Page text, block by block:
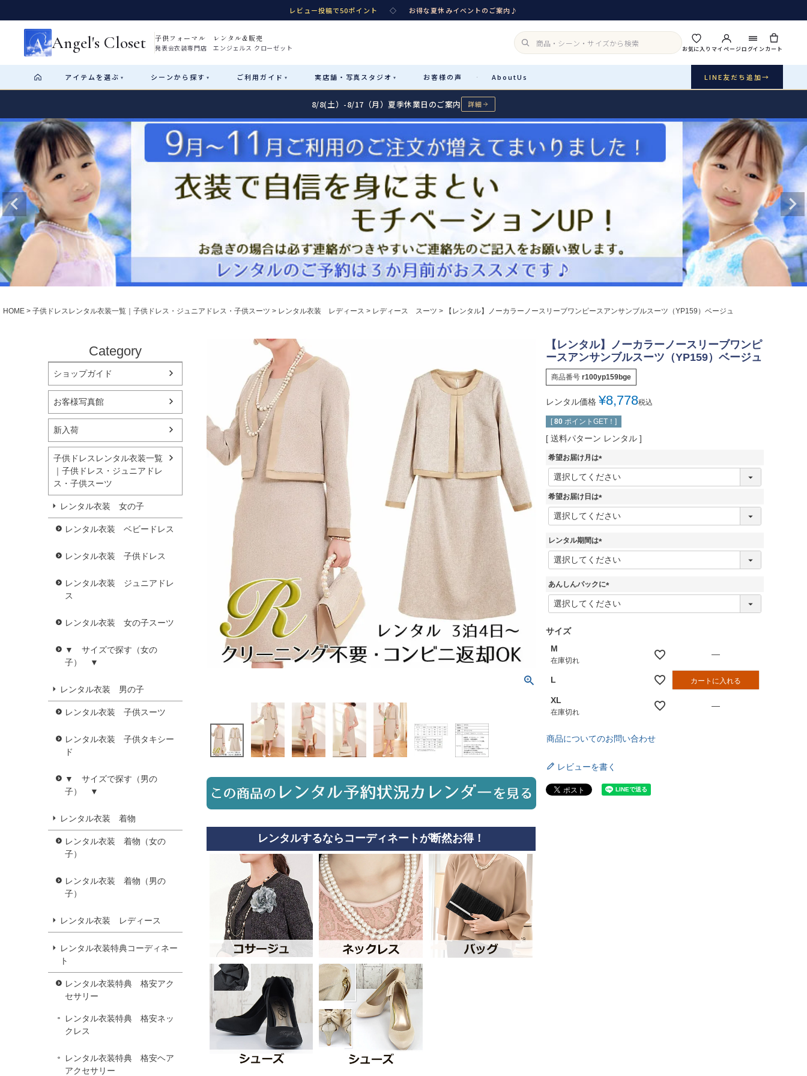
レビュー投稿で50ポイント ◇ お得な夏休みイベントのご案内♪
Angel's Closet 子供フォーマル レンタル&販売
発表会衣装専門店 エンジェルス クローゼット お気に入りマイページログインカート
アイテム を選ぶ ▾ シーンから探す ▾ ご利用ガイド ▾ 実店舗・ 写真スタジオ ▾ お客様の声 · AboutUs LINE友だち追加→
カテゴリ詳細→ サイズで選ぶ→
Rental レンタル
女の子ドレス
小物・アクセ パニエ
アウター レディース
Sale販売
コスチューム アウター インナー・パニエ
アクセサリー ジュエリー 音楽雑貨
性別・サイズで絞り込む→
Recital & Concours
舞台で輝くステージ衣装
Wedding
フラワーガール・リングボーイ・ゲスト
Graduation & Entrance Shichi-Go-San
3歳・5歳・7歳の晴れの日
Start はじめに
01 ショップガイド（総合案内）
レンタル・販売の入口
02 サイズの選び方
測り方と目安
Angel's Closetについて
創業2003年からの想い
Rentalレンタル
04 レンタルのご案内
予約・配送・返却・料金
レンタルの流れ
06 あんしんパック
汚れ・キズ・破損の補償
Buy & Support ご購入・サポート
08 送料・お支払い
送料・決済方法
09 お問い合わせ
電話・メール・LINE
Atelier
実店舗 つくば店
Tsukuba Boutique
〒 茨城県土浦市大町14-16-1F
10:00–18:00（完全予約制）
月曜日
店舗を予約する →
Photography
写真スタジオ APS
Angel's Photo Studio
七五三・発表会・記念撮影
Web または お電話
ヘアメイク・着付け
スタジオを予約 →
8/8(土）-8/17（月）夏季休業日のご案内 詳細
HOME 子供ドレスレンタル衣装一覧｜子供ドレス・ジュニアドレス・子供スーツ レンタル衣装 レディース レディース スーツ 【レンタル】ノーカラーノースリーブワンピースアンサンブルスーツ（YP159）ベージュ
Category
ショップガイド
お客様写真館
新入荷
子供ドレスレンタル衣装一覧
｜子供ドレス・ジュニアドレ
ス・子供スーツ
レンタル衣装 女の子
レンタル衣装 ベビードレス
レンタル衣装 子供ドレス
レンタル衣装 ジュニアドレ
ス
レンタル衣装 女の子スーツ
▼ サイズで探す（女の
子） ▼
レンタル衣装 男の子
レンタル衣装 子供スーツ
レンタル衣装 子供タキシー
ド
▼ サイズで探す（男の
子） ▼
レンタル衣装 着物
レンタル衣装 着物（女の
子）
レンタル衣装 着物（男の
子）
レンタル衣装 レディース
レンタル衣装特典コーディネー
ト
レンタル衣装特典 格安アク
セサリー
レンタル衣装特典 格安ネッ
クレス
レンタル衣装特典 格安ヘア
アクセサリー
レンタルするならコーディネートが断然お得！
【レンタル】ノーカラーノースリーブワンピ
ースアンサンブルスーツ（YP159）ベージュ
商品番号 r100yp159bge
レンタル価格 ¥8,778税込
[ 80 ポイントGET！]
送料パターン レンタル
希望お届け月は
(
必
希望お届け日は
(
必
)
レンタル期間は
(
必
)
あんしんパックに
(
必
サイズ
M
在庫切れ
—
L カートに入れる
XL
在庫切れ
—
商品についてのお問い合わせ
レビューを書く